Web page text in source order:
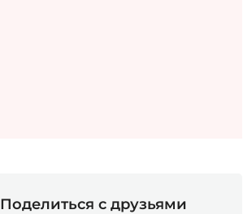
Поделиться с друзьями